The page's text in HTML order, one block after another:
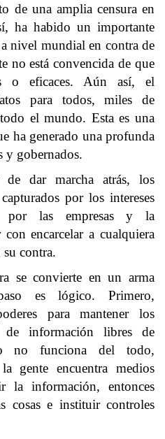
de una amplia censura en
ha habido un importante
nivel mundial en contra de
no está convencida de que
o eficaces. Aún así, el
para todos, miles de
el mundo. Esta es una
ha generado una profunda
y gobernados.
dar marcha atrás, los
por los intereses
por las empresas y la
encarcelar a cualquiera
su contra.
se convierte en un arma
es lógico. Primero,
para mantener los
de información libres de
no funciona del todo,
gente encuentra medios
la información, entonces
cosas e instituir controles